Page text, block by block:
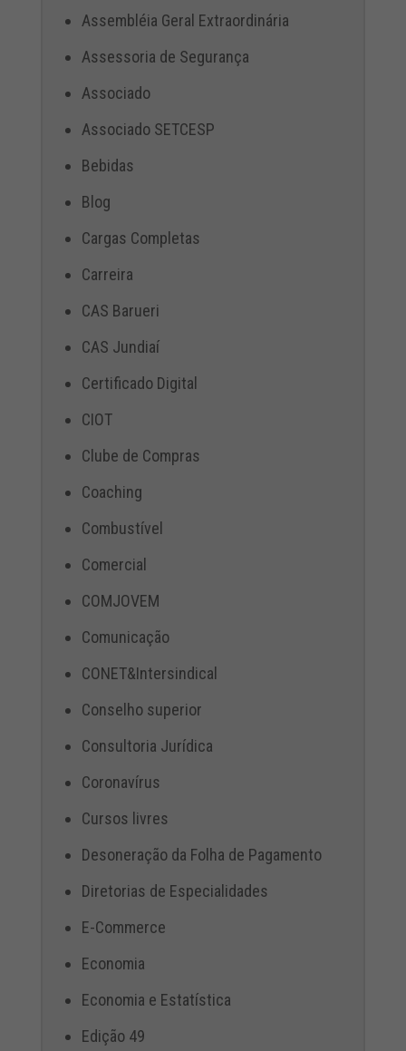
Assembléia Geral Extraordinária
Assessoria de Segurança
Associado
Associado SETCESP
Bebidas
Blog
Cargas Completas
Carreira
CAS Barueri
CAS Jundiaí
Certificado Digital
CIOT
Clube de Compras
Coaching
Combustível
Comercial
COMJOVEM
Comunicação
CONET&Intersindical
Conselho superior
Consultoria Jurídica
Coronavírus
Cursos livres
Desoneração da Folha de Pagamento
Diretorias de Especialidades
E-Commerce
Economia
Economia e Estatística
Edição 49